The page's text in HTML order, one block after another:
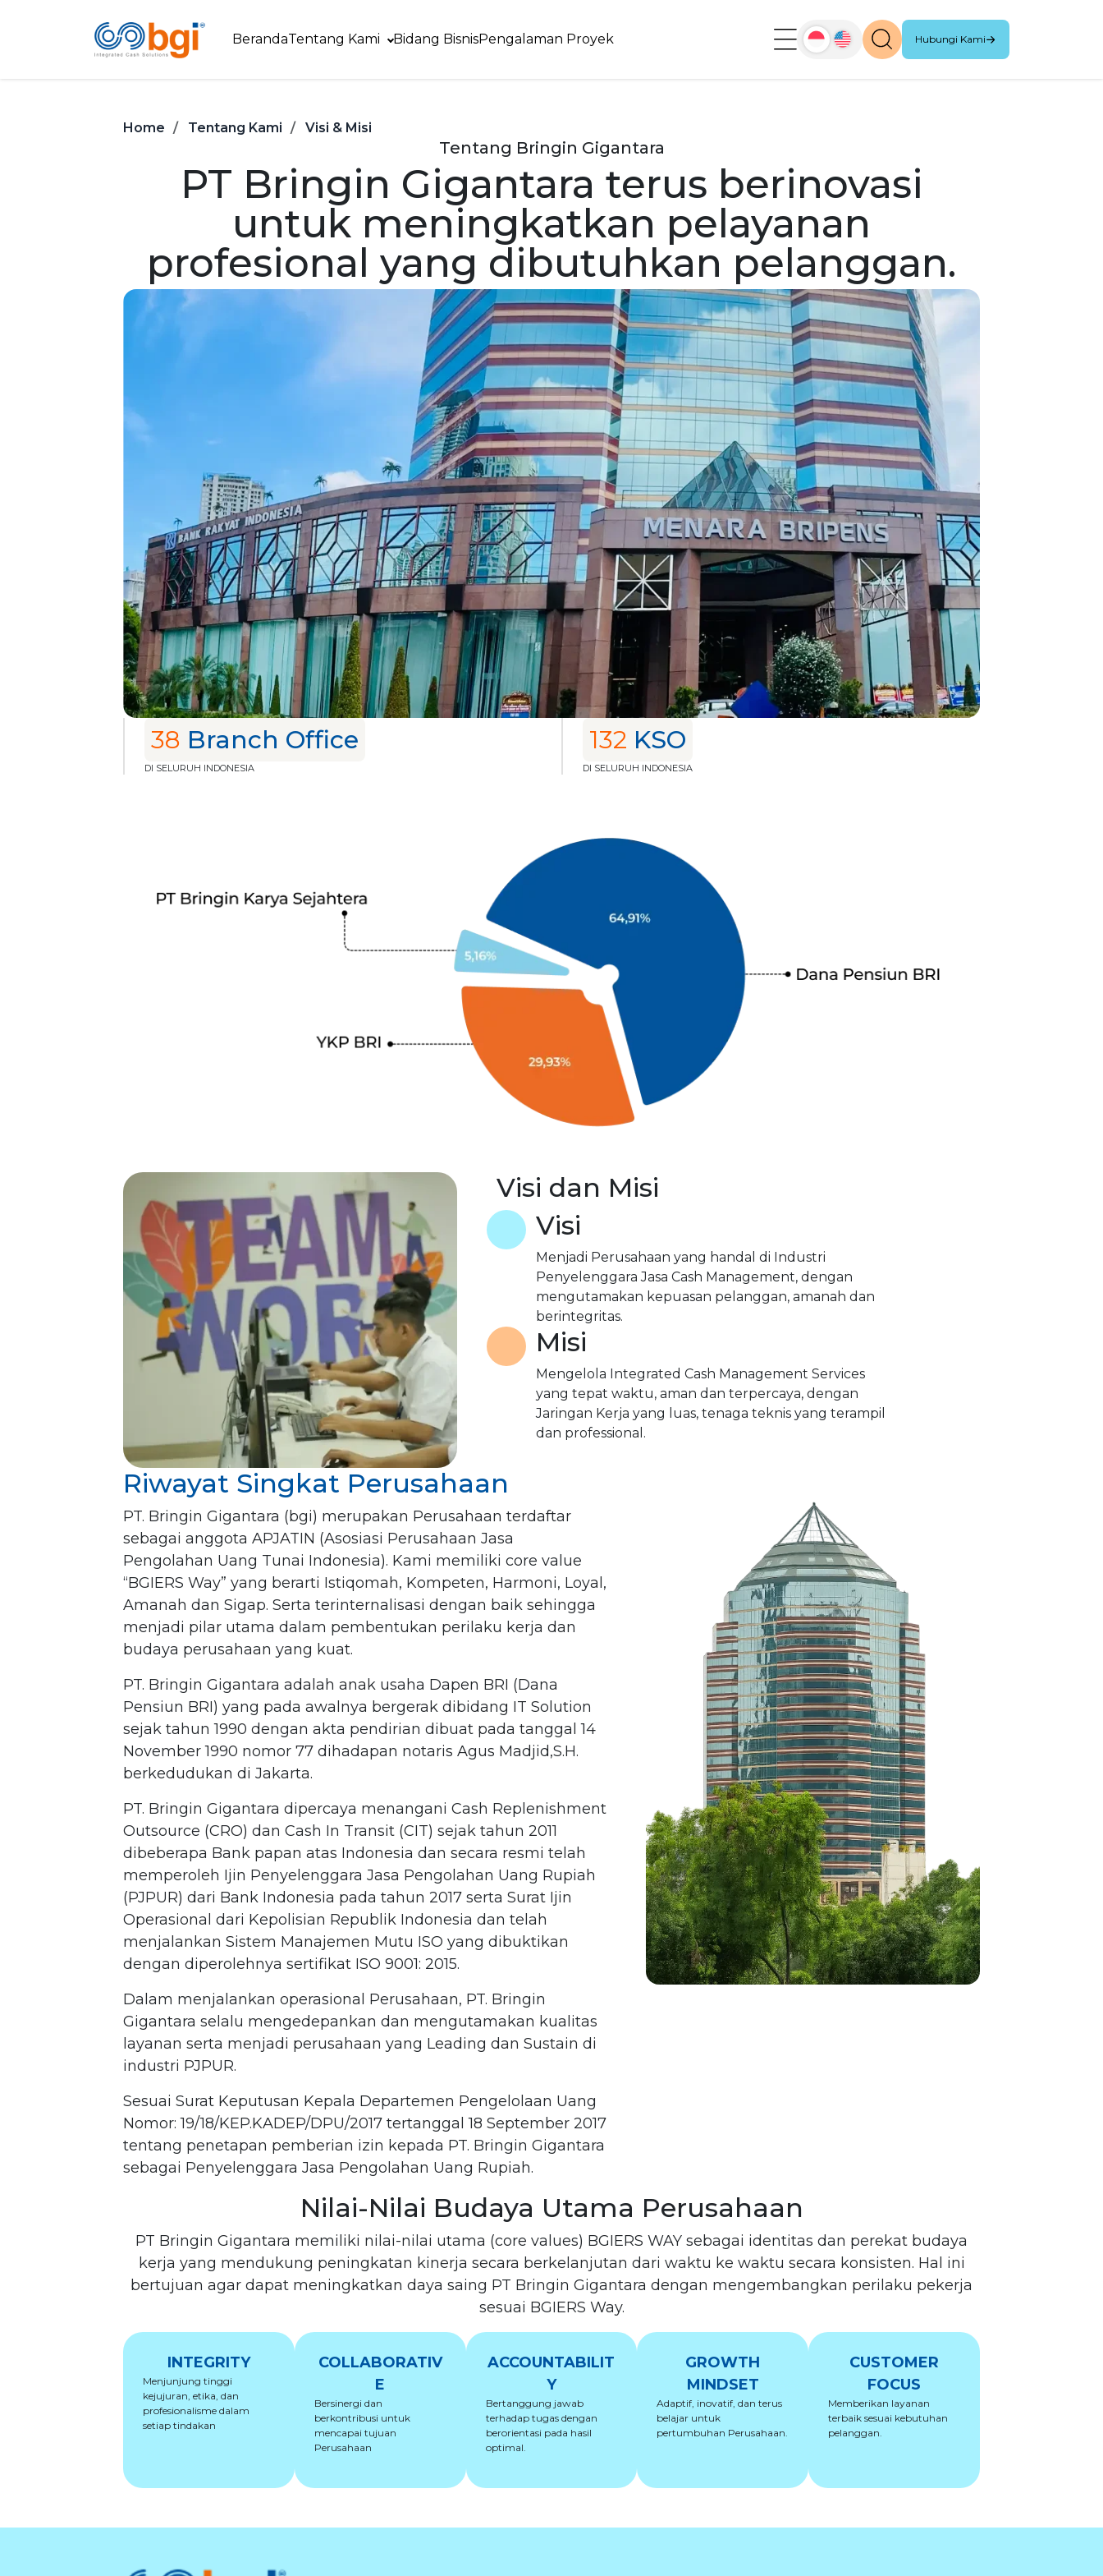
BerandaTentang Kami Bidang BisnisPengalaman Proyek Hubungi Kami
Home Tentang Kami Visi & Misi
Tentang Bringin Gigantara
PT Bringin Gigantara terus berinovasi
untuk meningkatkan pelayanan
profesional yang dibutuhkan pelanggan.
38 Branch Office
DI SELURUH INDONESIA
132 KSO
DI SELURUH INDONESIA
Visi dan Misi
Visi
Menjadi Perusahaan yang handal di Industri
Penyelenggara Jasa Cash Management, dengan
mengutamakan kepuasan pelanggan, amanah dan
berintegritas.
Misi
Mengelola Integrated Cash Management Services
yang tepat waktu, aman dan terpercaya, dengan
Jaringan Kerja yang luas, tenaga teknis yang terampil
dan professional.
Riwayat Singkat Perusahaan
PT. Bringin Gigantara (bgi) merupakan Perusahaan terdaftar
sebagai anggota APJATIN (Asosiasi Perusahaan Jasa
Pengolahan Uang Tunai Indonesia). Kami memiliki core value
“BGIERS Way” yang berarti Istiqomah, Kompeten, Harmoni, Loyal,
Amanah dan Sigap. Serta terinternalisasi dengan baik sehingga
menjadi pilar utama dalam pembentukan perilaku kerja dan
budaya perusahaan yang kuat.
PT. Bringin Gigantara adalah anak usaha Dapen BRI (Dana
Pensiun BRI) yang pada awalnya bergerak dibidang IT Solution
sejak tahun 1990 dengan akta pendirian dibuat pada tanggal 14
November 1990 nomor 77 dihadapan notaris Agus Madjid,S.H.
berkedudukan di Jakarta.
PT. Bringin Gigantara dipercaya menangani Cash Replenishment
Outsource (CRO) dan Cash In Transit (CIT) sejak tahun 2011
dibeberapa Bank papan atas Indonesia dan secara resmi telah
memperoleh Ijin Penyelenggara Jasa Pengolahan Uang Rupiah
(PJPUR) dari Bank Indonesia pada tahun 2017 serta Surat Ijin
Operasional dari Kepolisian Republik Indonesia dan telah
menjalankan Sistem Manajemen Mutu ISO yang dibuktikan
dengan diperolehnya sertifikat ISO 9001: 2015.
Dalam menjalankan operasional Perusahaan, PT. Bringin
Gigantara selalu mengedepankan dan mengutamakan kualitas
layanan serta menjadi perusahaan yang Leading dan Sustain di
industri PJPUR.
Sesuai Surat Keputusan Kepala Departemen Pengelolaan Uang
Nomor: 19/18/KEP.KADEP/DPU/2017 tertanggal 18 September 2017
tentang penetapan pemberian izin kepada PT. Bringin Gigantara
sebagai Penyelenggara Jasa Pengolahan Uang Rupiah.
Nilai-Nilai Budaya Utama Perusahaan
PT Bringin Gigantara memiliki nilai-nilai utama (core values) BGIERS WAY sebagai identitas dan perekat budaya
kerja yang mendukung peningkatan kinerja secara berkelanjutan dari waktu ke waktu secara konsisten. Hal ini
bertujuan agar dapat meningkatkan daya saing PT Bringin Gigantara dengan mengembangkan perilaku pekerja
sesuai BGIERS Way.
INTEGRITY
Menjunjung tinggi
kejujuran, etika, dan
profesionalisme dalam
setiap tindakan
COLLABORATIV
E
Bersinergi dan
berkontribusi untuk
mencapai tujuan
Perusahaan
ACCOUNTABILIT
Y
Bertanggung jawab
terhadap tugas dengan
berorientasi pada hasil
optimal.
GROWTH
MINDSET
Adaptif, inovatif, dan terus
belajar untuk
pertumbuhan Perusahaan.
CUSTOMER
FOCUS
Memberikan layanan
terbaik sesuai kebutuhan
pelanggan.